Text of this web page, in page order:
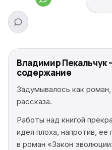
Владимир Пекальчук
содержание
Задумывалось как
рассказа.
Работы над книгой
идея плоха, напротив, ее
в роман «Закон